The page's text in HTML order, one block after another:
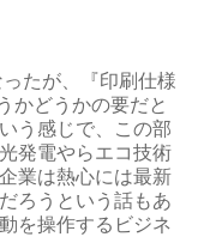
たが、『印刷仕様
かどうかの要だと
う感じで、この部
発電やらエコ技術
業は熱心には最新
ろうという話もあ
を操作するビジネ